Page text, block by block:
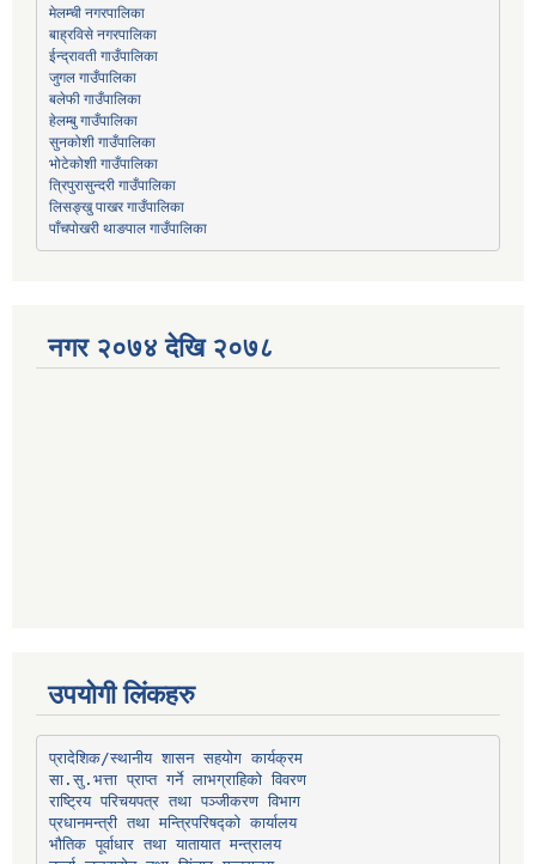
मेलम्ची नगरपालिका
बाह्रविसे नगरपालिका
ईन्द्रावती गाउँपालिका
जुगल गाउँपालिका
बलेफी गाउँपालिका
हेलम्बु गाउँपालिका
सुनकोशी गाउँपालिका
भोटेकोशी गाउँपालिका
त्रिपुरासुन्दरी गाउँपालिका
लिसङ्खु पाखर गाउँपालिका
पाँचपोखरी थाङपाल गाउँपालिका
नगर २०७४ देखि २०७८
उपयोगी लिंकहरु
प्रादेशिक/स्थानीय शासन सहयोग कार्यक्रम
सा.सु.भत्ता प्राप्त गर्ने लाभग्राहिको विवरण
राष्ट्रिय परिचयपत्र तथा पञ्‍जीकरण विभाग
प्रधानमन्त्री तथा मन्त्रिपरिषद्को कार्यालय
भौतिक पूर्वाधार तथा यातायात मन्त्रालय